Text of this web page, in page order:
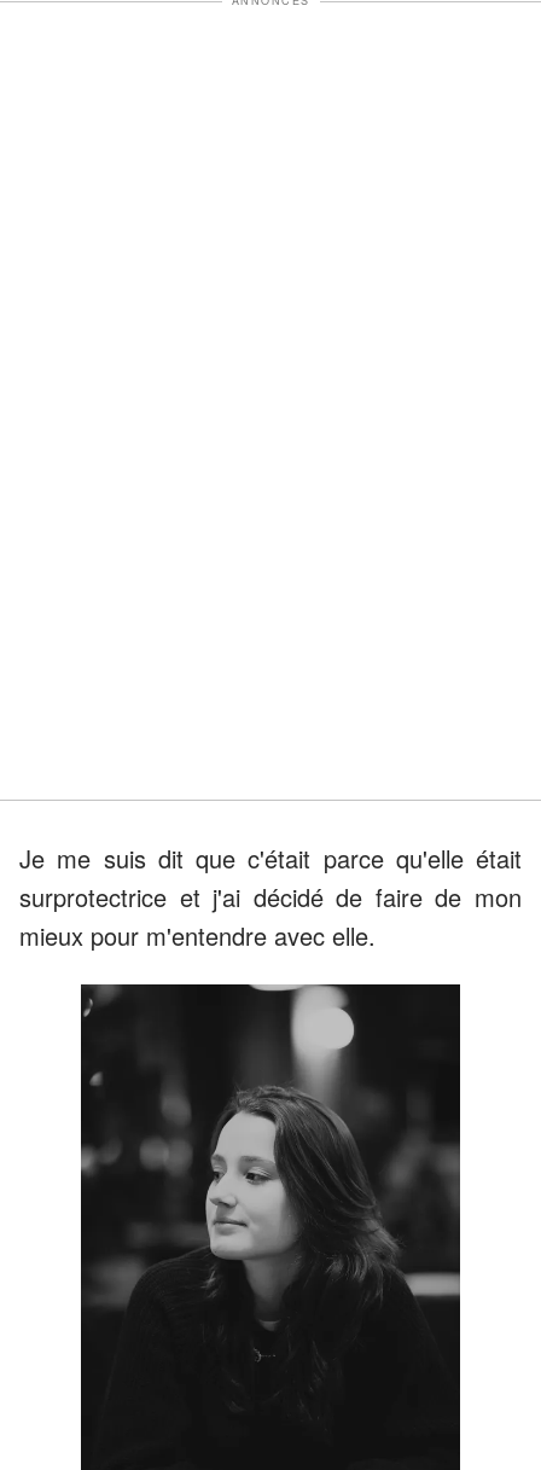
Je me suis dit que c'était parce qu'elle était
surprotectrice et j'ai décidé de faire de mon
mieux pour m'entendre avec elle.